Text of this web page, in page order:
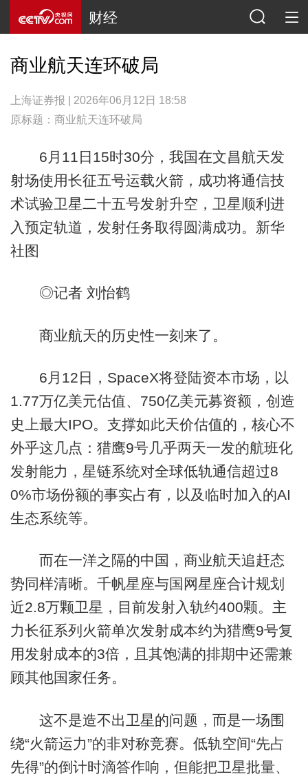
财经
商业航天连环破局
上海证券报 | 2026年06月12日 18:58
原标题：商业航天连环破局
6月11日15时30分，我国在文昌航天发
射场使用长征五号运载火箭，成功将通信技
术试验卫星二十五号发射升空，卫星顺利进
入预定轨道，发射任务取得圆满成功。新华
社图
◎记者 刘怡鹤
商业航天的历史性一刻来了。
6月12日，SpaceX将登陆资本市场，以
1.77万亿美元估值、750亿美元募资额，创造
史上最大IPO。支撑如此天价估值的，核心不
外乎这几点：猎鹰9号几乎两天一发的航班化
发射能力，星链系统对全球低轨通信超过8
0%市场份额的事实占有，以及临时加入的AI
生态系统等。
而在一洋之隔的中国，商业航天追赶态
势同样清晰。千帆星座与国网星座合计规划
近2.8万颗卫星，目前发射入轨约400颗。主
力长征系列火箭单次发射成本约为猎鹰9号复
用发射成本的3倍，且其饱满的排期中还需兼
顾其他国家任务。
这不是造不出卫星的问题，而是一场围
绕“火箭运力”的非对称竞赛。低轨空间“先占
先得”的倒计时滴答作响，但能把卫星批量、